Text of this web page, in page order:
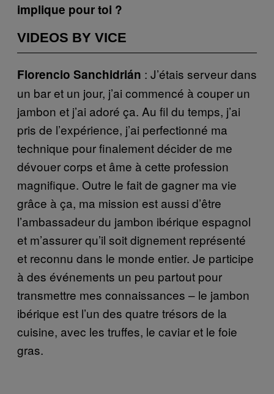
implique pour toi ?
VIDEOS BY VICE
Florencio Sanchidrián : J’étais serveur dans
un bar et un jour, j’ai commencé à couper un
jambon et j’ai adoré ça. Au fil du temps, j’ai
pris de l’expérience, j’ai perfectionné ma
technique pour finalement décider de me
dévouer corps et âme à cette profession
magnifique. Outre le fait de gagner ma vie
grâce à ça, ma mission est aussi d’être
l’ambassadeur du jambon ibérique espagnol
et m’assurer qu’il soit dignement représenté
et reconnu dans le monde entier. Je participe
à des événements un peu partout pour
transmettre mes connaissances – le jambon
ibérique est l’un des quatre trésors de la
cuisine, avec les truffes, le caviar et le foie
gras.